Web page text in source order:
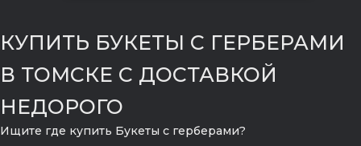
КУПИТЬ БУКЕТЫ С ГЕРБЕРАМИ
В ТОМСКЕ С ДОСТАВКОЙ
НЕДОРОГО
Ищите где купить Букеты с герберами?